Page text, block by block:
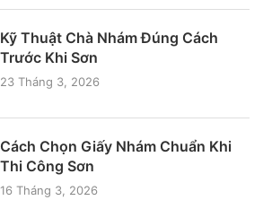
Kỹ Thuật Chà Nhám Đúng Cách
Trước Khi Sơn
23 Tháng 3, 2026
Cách Chọn Giấy Nhám Chuẩn Khi
Thi Công Sơn
16 Tháng 3, 2026